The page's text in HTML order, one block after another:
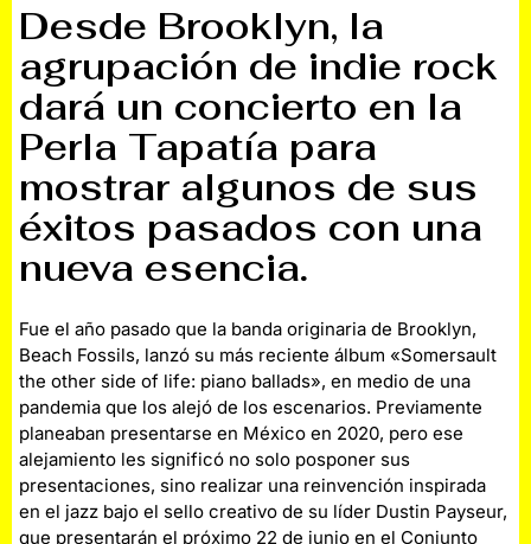
Desde Brooklyn, la
agrupación de indie rock
dará un concierto en la
Perla Tapatía para
mostrar algunos de sus
éxitos pasados con una
nueva esencia.
Fue el año pasado que la banda originaria de Brooklyn,
Beach Fossils, lanzó su más reciente álbum «Somersault
the other side of life: piano ballads», en medio de una
pandemia que los alejó de los escenarios. Previamente
planeaban presentarse en México en 2020, pero ese
alejamiento les significó no solo posponer sus
presentaciones, sino realizar una reinvención inspirada
en el jazz bajo el sello creativo de su líder Dustin Payseur,
que presentarán el próximo 22 de junio en el Conjunto